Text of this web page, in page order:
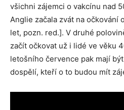
všichni zájemci o vakcínu nad
Anglie začala zvát na očkování
let, pozn. red.]. V druhé
začít očkovat už i lidé ve věku
letošního července pak mají
dospělí, kteří o to budou mít